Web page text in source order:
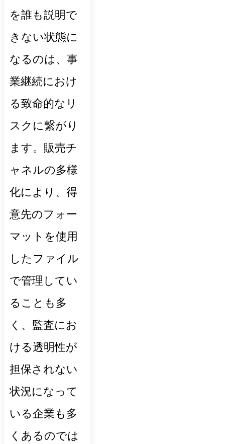
を誰も説明で
きない状態に
なるのは、事
業継続におけ
る致命的なリ
スクに繋がり
ます。販売チ
ャネルの多様
化により、得
意先のフォー
マットを使用
したファイル
で管理してい
ることも多
く、監査にお
ける透明性が
担保されない
状況になって
いる企業も多
くあるのでは